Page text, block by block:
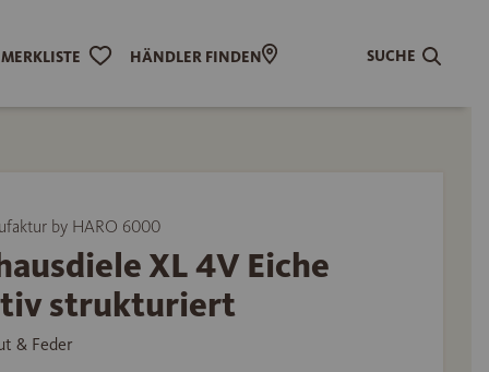
MERKLISTE HÄNDLER FINDEN SUCHE
by HARO 6000
XL 4V Eiche
strukturiert
& Feder